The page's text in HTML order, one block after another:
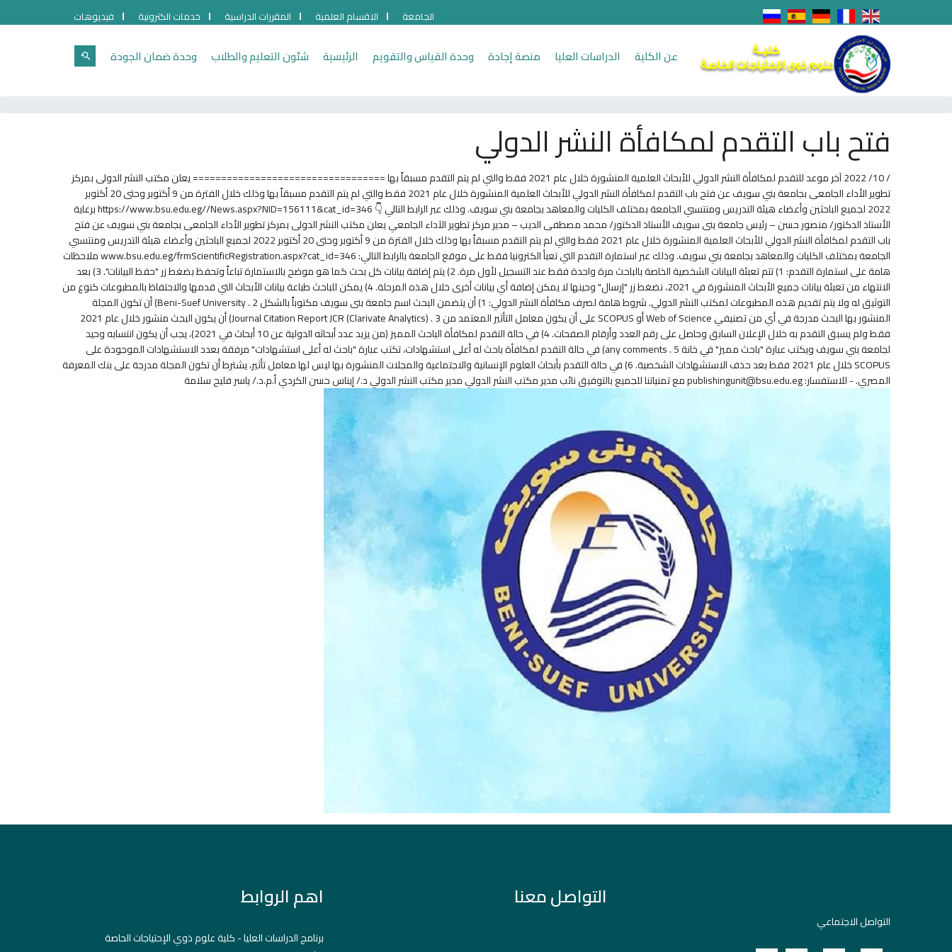
الجامعة الاقسام العلمية المقررات الدراسية خدمات الكترونية فيديوهات
عن الكلية الدراسات العليا منصة إجادة وحدة القياس والتقويم الرئيسية شئون التعليم والطلاب وحدة ضمان الجودة
فتح باب التقدم لمكافأة النشر الدولي
/ 10/ 2022 آخر موعد للتقدم لمكافأة النشر الدولي للأبحاث العلمية المنشورة خلال عام 2021 فقط والتي لم يتم التقدم مسبقاً بها ================================== يعلن مكتب النشر الدولى بمركز
تطوير الأداء الجامعى بجامعة بني سويف عن فتح باب التقدم لمكافأة النشر الدولي للأبحاث العلمية المنشورة خلال عام 2021 فقط والتي لم يتم التقدم مسبقاً بها وذلك خلال الفترة من 9 أكتوبر وحتى 20 أكتوبر
2022 لجميع الباحثين وأعضاء هيئة التدريس ومنتسبي الجامعة بمختلف الكليات والمعاهد بجامعة بني سويف. وذلك عبر الرابط التالي 👇 https://www.bsu.edu.eg//News.aspx?NID=156111&cat_id=346 برعاية
الأستاذ الدكتور/ منصور حسن – رئيس جامعة بنى سويف الأستاذ الدكتور/ محمد مصطفى الديب – مدير مركز تطوير الآداء الجامعي يعلن مكتب النشر الدولى بمركز تطوير الأداء الجامعى بجامعة بني سويف عن فتح
باب التقدم لمكافأة النشر الدولي للأبحاث العلمية المنشورة خلال عام 2021 فقط والتي لم يتم التقدم مسبقاً بها وذلك خلال الفترة من 9 أكتوبر وحتى 20 أكتوبر 2022 لجميع الباحثين وأعضاء هيئة التدريس ومنتسبي
الجامعة بمختلف الكليات والمعاهد بجامعة بني سويف. وذلك عبر استمارة التقدم التي تعبأ الكترونيا فقط على موقع الجامعة بالرابط التالي: www.bsu.edu.eg/frmScientificRegistration.aspx?cat_id=346 ملاحظات
هامة على استمارة التقدم: 1) تتم تعبئة البيانات الشخصية الخاصة بالباحث مرة واحدة فقط عند التسجيل لأول مرة. 2) يتم إضافة بيانات كل بحث كما هو موضح بالاستمارة تباعاً وتحفظ بضغط زر "حفظ البيانات". 3) بعد
الانتهاء من تعبئة بيانات جميع الأبحاث المنشورة في 2021، نضغط زر "إرسال" وحينها لا يمكن إضافة أي بيانات أخرى خلال هذه المرحلة. 4) يمكن للباحث طباعة بيانات الأبحاث التي قدمها والاحتفاظ بالمطبوعات كنوع من
التوثيق له ولا يتم تقديم هذه المطبوعات لمكتب النشر الدولي. شروط هامة لصرف مكافأة النشر الدولي: 1) أن يتضمن البحث اسم جامعة بنى سويف مكتوباً بالشكل Beni-Suef University . 2) أن تكون المجلة
المنشور بها البحث مدرجة في أي من تصنيفي Web of Science أو SCOPUS على أن يكون معامل التأثير المعتمد من Journal Citation Report JCR (Clarivate Analytics) . 3) أن يكون البحث منشور خلال عام 2021
فقط ولم يسبق التقدم به خلال الإعلان السابق وحاصل على رقم العدد وأرقام الصفحات. 4) في حالة التقدم لمكافأة الباحث المميز (من يزيد عدد أبحاثه الدولية عن 10 أبحاث في 2021)، يجب أن يكون انتسابه وحيد
لجامعة بني سويف ويكتب عبارة "باحث مميز" في خانة any comments . 5) في حالة التقدم لمكافأة باحث له أعلى استشهادات، تكتب عبارة "باحث له أعلى استشهادات" مرفقة بعدد الاستشهادات الموجودة على
SCOPUS خلال عام 2021 فقط بعد حذف الاستشهادات الشخصية. 6) في حالة التقدم بأبحاث العلوم الإنسانية والاجتماعية والمجلات المنشورة بها ليس لها معامل تأثير، يشترط أن تكون المجلة مدرجة على بنك المعرفة
المصري. - للاستفسار: publishingunit@bsu.edu.eg مع تمنياتنا للجميع بالتوفيق نائب مدير مكتب النشر الدولي مدير مكتب النشر الدولي د./ إيناس حسن الكردي أ.م.د./ ياسر فليح سلامة
التواصل الاجتماعي
التواصل معنا اهم الروابط
برنامج الدراسات العليا - كلية علوم ذوي الإحتياجات الحاصة